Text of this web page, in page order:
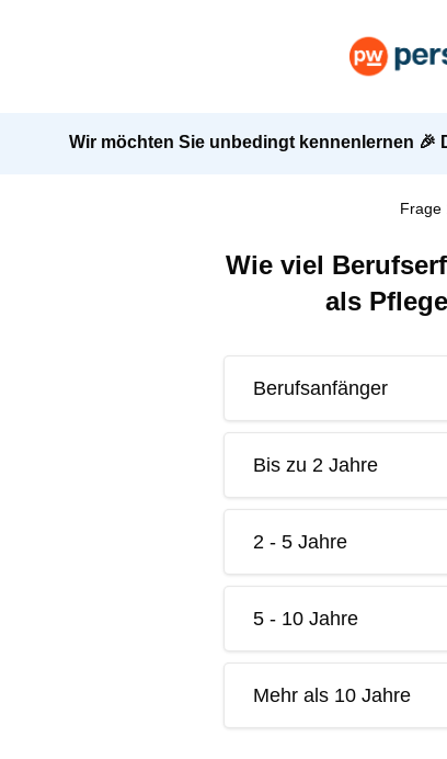
Wir möchten Sie unbedingt kennenlernen 🎉
Frage
Wie viel
als
Berufsanfänger
Bis zu 2 Jahre
2 - 5 Jahre
5 - 10 Jahre
Mehr als 10 Jahre